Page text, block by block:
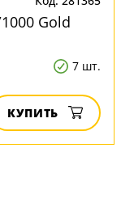
Gold
7 шт.
КУПИТЬ